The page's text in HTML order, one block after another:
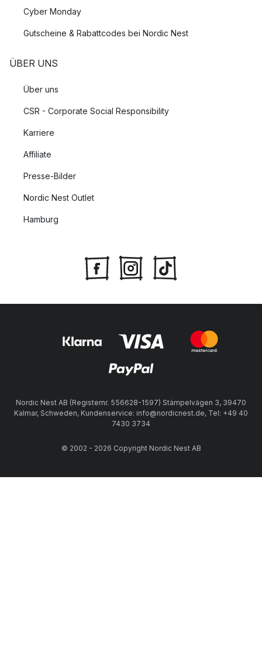
Cyber Monday
Gutscheine & Rabattcodes bei Nordic Nest
ÜBER UNS
Über uns
CSR - Corporate Social Responsibility
Karriere
Affiliate
Presse-Bilder
Nordic Nest Outlet
Hamburg
Nordic Nest AB (Registernr. 556628-1597) Stämpelvägen 3, 39470
Kalmar, Schweden, Kundenservice: info@nordicnest.de, Tel: +49 40
7430 3734
© 2002 - 2026 Copyright Nordic Nest AB